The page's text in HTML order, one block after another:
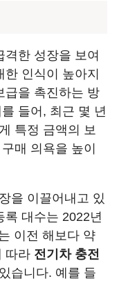
한 성장을 보여
인식이 높아지
급을 촉진하는 방
들어, 최근 몇 년
특정 금액의 보
매 의욕을 높이
을 이끌어내고 있
록 대수는 2022년
이전 해보다 약
따라 전기차 충전
습니다. 예를 들